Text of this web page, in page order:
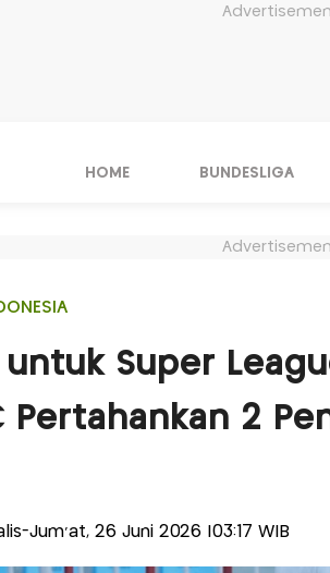
HOME BUNDESLIGA
Super
Pertahankan 2
Jum'at, 26 Juni 2026 |03:17 WIB